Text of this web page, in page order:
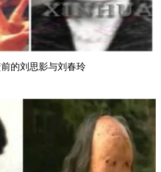
的刘思影与刘春玲